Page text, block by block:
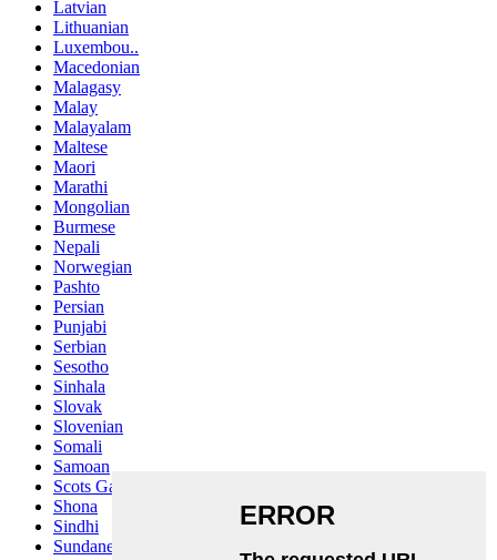
Latvian
Lithuanian
Luxembou..
Macedonian
Malagasy
Malay
Malayalam
Maltese
Maori
Marathi
Mongolian
Burmese
Nepali
Norwegian
Pashto
Persian
Punjabi
Serbian
Sesotho
Sinhala
Slovak
Slovenian
Somali
Samoan
Scots Gaelic
Shona
Sindhi
Sundanese